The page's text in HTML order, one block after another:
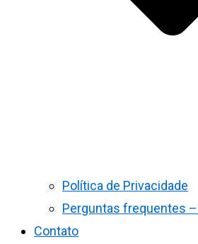
Política de Privacidade
Perguntas frequentes –
Contato